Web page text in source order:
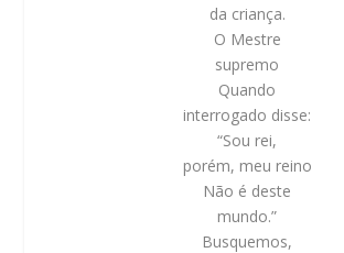
da criança.
O Mestre
supremo
Quando
interrogado disse:
“Sou rei,
porém, meu reino
Não é deste
mundo.”
Busquemos,